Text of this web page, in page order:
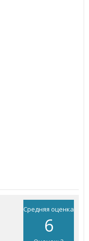
Средняя оценка
6